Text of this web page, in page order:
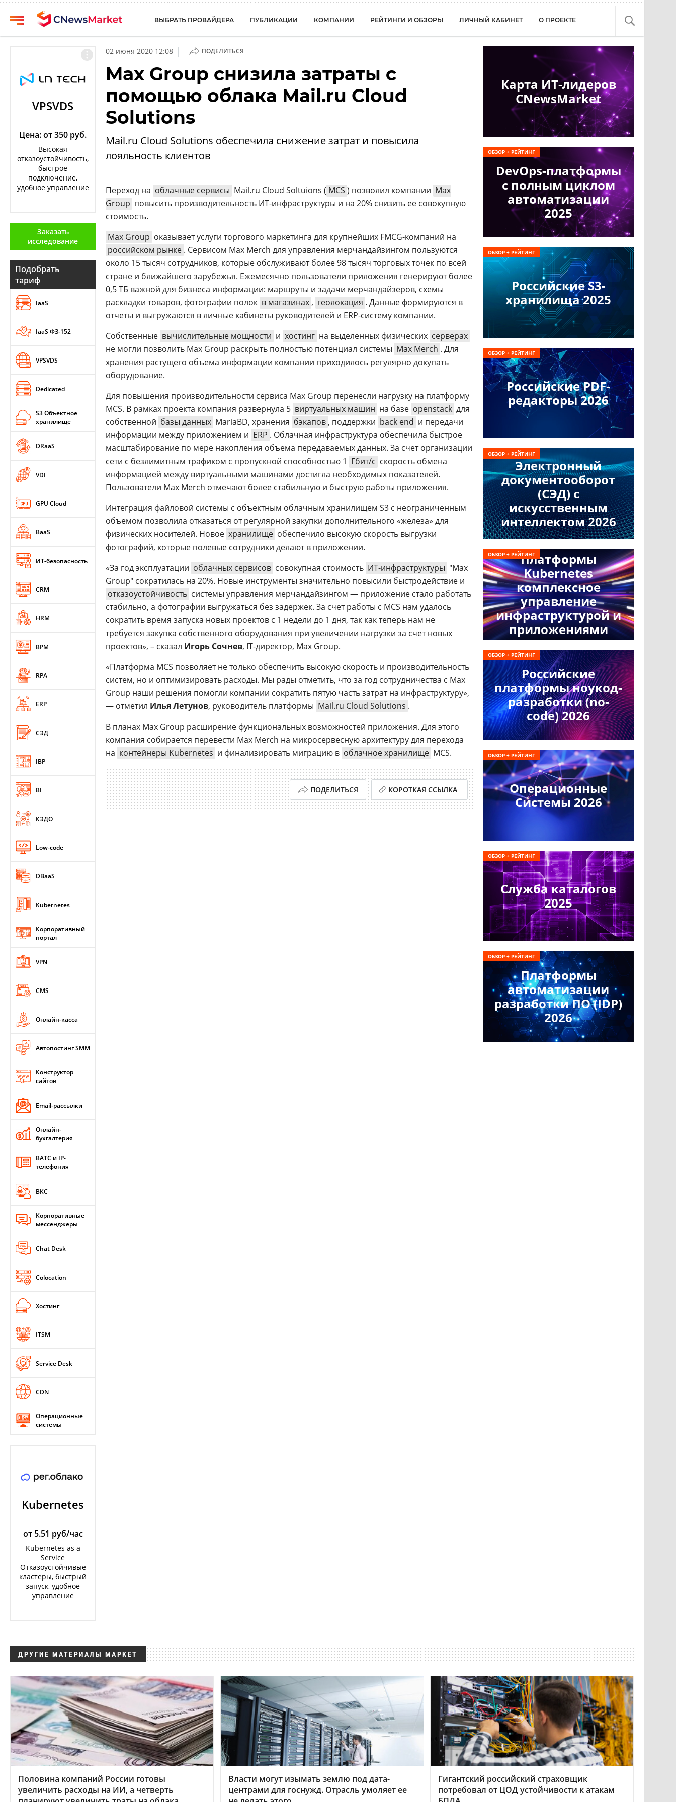
Публикации
обзоры
кабинет
проекте
Аналитика
Техника
Об
издании
Реклама
Вакансии
Контакты
Дзен
Rutube
Конференции
Техника
ВЫБРАТЬ ПРОВАЙДЕРА ПУБЛИКАЦИИ КОМПАНИИ РЕЙТИНГИ И ОБЗОРЫ ЛИЧНЫЙ КАБИНЕТ О ПРОЕКТЕ
VPSVDS
Цена: от 350 руб.
Высокая
отказоустойчивость,
быстрое
подключение,
удобное управление
Заказать
исследование
Подобрать
тариф
IaaS
IaaS ФЗ-152
VPSVDS
Dedicated
S3 Объектное
хранилище
DRaaS
VDI
GPU Cloud
BaaS
ИТ-безопасность
CRM
HRM
BPM
RPA
ERP
СЭД
IBP
BI
КЭДО
Low-code
DBaaS
Kubernetes
Корпоративный
портал
VPN
CMS
Онлайн-касса
Автопостинг SMM
Конструктор
сайтов
Email-рассылки
Онлайн-
бухгалтерия
ВАТС и IP-
телефония
ВКС
Корпоративные
мессенджеры
Chat Desk
Colocation
Хостинг
ITSM
Service Desk
CDN
Операционные
системы
Kubernetes
от 5.51 руб/час
Kubernetes as a
Service
Отказоустойчивые
кластеры, быстрый
запуск, удобное
управление
02 июня 2020 12:08 | ПОДЕЛИТЬСЯ
Max Group снизила затраты с
помощью облака Mail.ru Cloud
Solutions
Mail.ru Cloud Solutions обеспечила снижение затрат и повысила
лояльность клиентов
Переход на облачные сервисы Mail.ru Cloud Soltuions ( MCS ) позволил компании Max
Group повысить производительность ИТ-инфраструктуры и на 20% снизить ее совокупную
стоимость.
Max Group оказывает услуги торгового маркетинга для крупнейших FMCG-компаний на
российском рынке . Сервисом Max Merch для управления мерчандайзингом пользуются
около 15 тысяч сотрудников, которые обслуживают более 98 тысяч торговых точек по всей
стране и ближайшего зарубежья. Ежемесячно пользователи приложения генерируют более
0,5 ТБ важной для бизнеса информации: маршруты и задачи мерчандайзеров, схемы
раскладки товаров, фотографии полок в магазинах , геолокация . Данные формируются в
отчеты и выгружаются в личные кабинеты руководителей и ERP-систему компании.
Собственные вычислительные мощности и хостинг на выделенных физических серверах
не могли позволить Max Group раскрыть полностью потенциал системы Max Merch . Для
хранения растущего объема информации компании приходилось регулярно докупать
оборудование.
Для повышения производительности сервиса Max Group перенесли нагрузку на платформу
MCS. В рамках проекта компания развернула 5 виртуальных машин на базе openstack для
собственной базы данных MariaBD, хранения бэкапов , поддержки back end и передачи
информации между приложением и ERP . Облачная инфраструктура обеспечила быстрое
масштабирование по мере накопления объема передаваемых данных. За счет организации
сети с безлимитным трафиком с пропускной способностью 1 Гбит/с скорость обмена
информацией между виртуальными машинами достигла необходимых показателей.
Пользователи Max Merch отмечают более стабильную и быструю работы приложения.
Интеграция файловой системы с объектным облачным хранилищем S3 с неограниченным
объемом позволила отказаться от регулярной закупки дополнительного «железа» для
физических носителей. Новое хранилище обеспечило высокую скорость выгрузки
фотографий, которые полевые сотрудники делают в приложении.
«За год эксплуатации облачных сервисов совокупная стоимость ИТ-инфраструктуры "Max
Group" сократилась на 20%. Новые инструменты значительно повысили быстродействие и
отказоустойчивость системы управления мерчандайзингом — приложение стало работать
стабильно, а фотографии выгружаться без задержек. За счет работы с MCS нам удалось
сократить время запуска новых проектов с 1 недели до 1 дня, так как теперь нам не
требуется закупка собственного оборудования при увеличении нагрузки за счет новых
проектов», – сказал Игорь Сочнев, IT-директор, Max Group.
«Платформа MCS позволяет не только обеспечить высокую скорость и производительность
систем, но и оптимизировать расходы. Мы рады отметить, что за год сотрудничества с Max
Group наши решения помогли компании сократить пятую часть затрат на инфраструктуру»,
— отметил Илья Летунов, руководитель платформы Mail.ru Cloud Solutions .
В планах Max Group расширение функциональных возможностей приложения. Для этого
компания собирается перевести Max Merch на микросервесную архитектуру для перехода
на контейнеры Kubernetes и финализировать миграцию в облачное хранилище MCS.
ПОДЕЛИТЬСЯ КОРОТКАЯ ССЫЛКА
Карта ИТ-лидеров
CNewsMarket
DevOps-платформы
с полным циклом
автоматизации
2025
ОБЗОР + РЕЙТИНГ
Российские S3-
хранилища 2025
ОБЗОР + РЕЙТИНГ
Российские PDF-
редакторы 2026
ОБЗОР + РЕЙТИНГ
Электронный
документооборот
(СЭД) с
искусственным
интеллектом 2026
ОБЗОР + РЕЙТИНГ
Платформы
Kubernetes
комплексное
управление
инфраструктурой и
приложениями
ОБЗОР + РЕЙТИНГ
Российские
платформы ноукод-
разработки (no-
code) 2026
ОБЗОР + РЕЙТИНГ
Операционные
Системы 2026
ОБЗОР + РЕЙТИНГ
Служба каталогов
2025
ОБЗОР + РЕЙТИНГ
Платформы
автоматизации
разработки ПО (IDP)
2026
ОБЗОР + РЕЙТИНГ
ДРУГИЕ МАТЕРИАЛЫ МАРКЕТ
Половина компаний России готовы
увеличить расходы на ИИ, а четверть
Власти могут изымать землю под дата-
центрами для госнужд. Отрасль умоляет ее
Гигантский российский страховщик
потребовал от ЦОД устойчивости к атакам